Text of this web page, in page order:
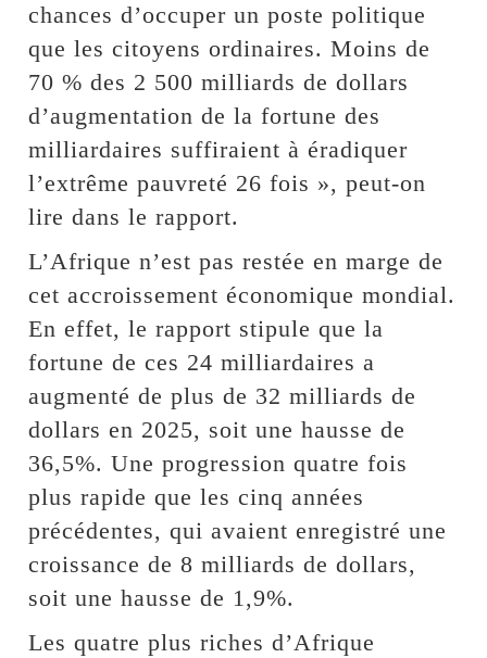
chances d’occuper un poste politique
que les citoyens ordinaires. Moins de
70 % des 2 500 milliards de dollars
d’augmentation de la fortune des
milliardaires suffiraient à éradiquer
l’extrême pauvreté 26 fois », peut-on
lire dans le rapport.
L’Afrique n’est pas restée en marge de
cet accroissement économique mondial.
En effet, le rapport stipule que la
fortune de ces 24 milliardaires a
augmenté de plus de 32 milliards de
dollars en 2025, soit une hausse de
36,5%. Une progression quatre fois
plus rapide que les cinq années
précédentes, qui avaient enregistré une
croissance de 8 milliards de dollars,
soit une hausse de 1,9%.
Les quatre plus riches d’Afrique